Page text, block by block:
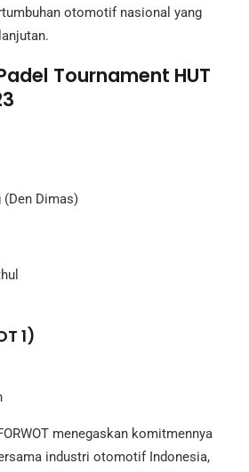
otomotif nasional yang
Tournament HUT
(Den Dimas)
1)
menegaskan komitmennya
industri otomotif Indonesia,